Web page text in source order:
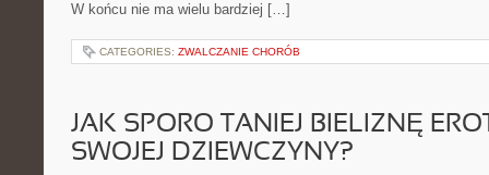
W końcu nie ma wielu bardziej […]
CATEGORIES: ZWALCZANIE CHORÓB
JAK SPORO TANIEJ BIELIZNĘ
SWOJEJ DZIEWCZYNY?